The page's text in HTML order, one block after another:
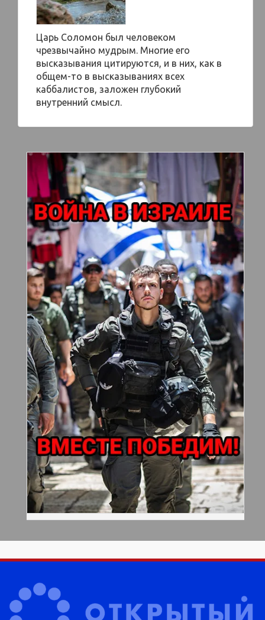
Царь Соломон был человеком
чрезвычайно мудрым. Многие его
высказывания цитируются, и в них, как в
общем-то в высказываниях всех
каббалистов, заложен глубокий
внутренний смысл.